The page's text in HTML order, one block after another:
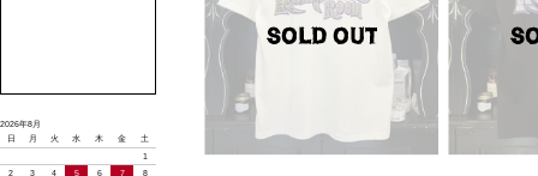
2026年8月
日
月 火 水 木 金
土
1
2
3 4 5 6 7 8